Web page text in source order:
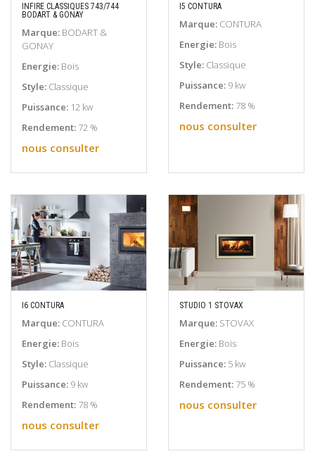
INFIRE CLASSIQUES 743/744
BODART & GONAY
Marque: BODART &
GONAY
Energie: Bois
Style: Classique
Puissance: 12 kw
Rendement: 72 %
nous consulter
EN SAVOIR PLUS
I5 CONTURA
Marque: CONTURA
Energie: Bois
Style: Classique
Puissance: 9 kw
Rendement: 78 %
nous consulter
EN SAVOIR PLUS
I6 CONTURA
Marque: CONTURA
Energie: Bois
Style: Classique
Puissance: 9 kw
Rendement: 78 %
nous consulter
EN SAVOIR PLUS
STUDIO 1 STOVAX
Marque: STOVAX
Energie: Bois
Puissance: 5 kw
Rendement: 75 %
nous consulter